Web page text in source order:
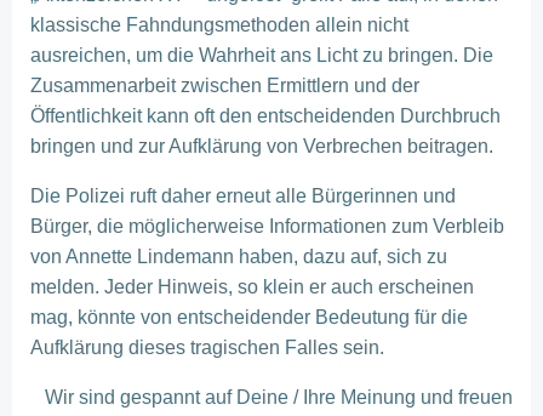
klassische Fahndungsmethoden allein nicht
ausreichen, um die Wahrheit ans Licht zu bringen. Die
Zusammenarbeit zwischen Ermittlern und der
Öffentlichkeit kann oft den entscheidenden Durchbruch
bringen und zur Aufklärung von Verbrechen beitragen.
Die Polizei ruft daher erneut alle Bürgerinnen und
Bürger, die möglicherweise Informationen zum Verbleib
von Annette Lindemann haben, dazu auf, sich zu
melden. Jeder Hinweis, so klein er auch erscheinen
mag, könnte von entscheidender Bedeutung für die
Aufklärung dieses tragischen Falles sein.
Wir sind gespannt auf Deine / Ihre Meinung und freuen